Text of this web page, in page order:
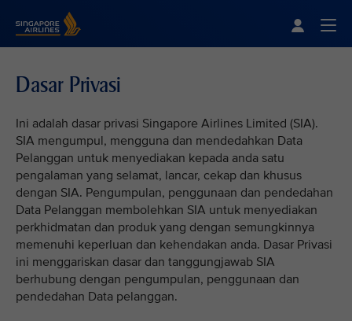
Dasar Privasi
Ini adalah dasar privasi Singapore Airlines Limited (SIA).
SIA mengumpul, mengguna dan mendedahkan Data
Pelanggan untuk menyediakan kepada anda satu
pengalaman yang selamat, lancar, cekap dan khusus
dengan SIA. Pengumpulan, penggunaan dan pendedahan
Data Pelanggan membolehkan SIA untuk menyediakan
perkhidmatan dan produk yang dengan semungkinnya
memenuhi keperluan dan kehendakan anda. Dasar Privasi
ini menggariskan dasar dan tanggungjawab SIA
berhubung dengan pengumpulan, penggunaan dan
pendedahan Data pelanggan.